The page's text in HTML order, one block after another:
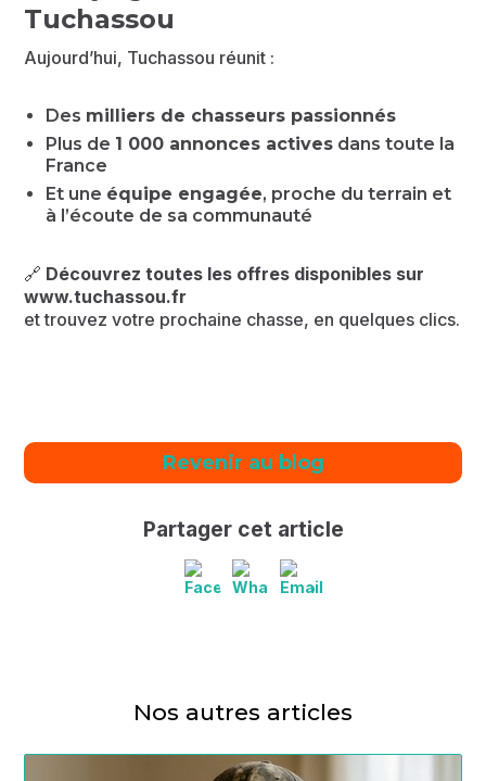
Tuchassou
Aujourd’hui, Tuchassou réunit :
Des milliers de chasseurs passionnés
Plus de 1 000 annonces actives dans toute la
France
Et une équipe engagée, proche du terrain et
à l’écoute de sa communauté
🔗 Découvrez toutes les offres disponibles sur
www.tuchassou.fr
et trouvez votre prochaine chasse, en quelques clics.
Revenir au blog
Partager cet article
Nos autres articles